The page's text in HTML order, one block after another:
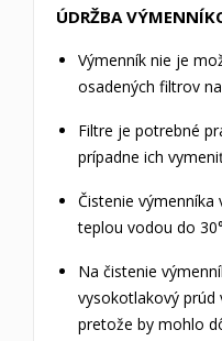
ÚDRŽBA
Výmenník nie je
osadených filtrov
Filtre je potrebné
prípadne ich
Čistenie
teplou vodou do
Na čistenie
vysokotlakový prúd
pretože by mohlo